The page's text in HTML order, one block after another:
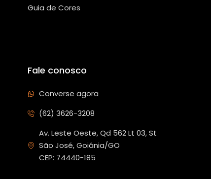
Guia de Cores
Fale conosco
Converse agora
(62) 3626-3208
Av. Leste Oeste, Qd 562 Lt 03, St
São José, Goiânia/GO
CEP: 74440-185